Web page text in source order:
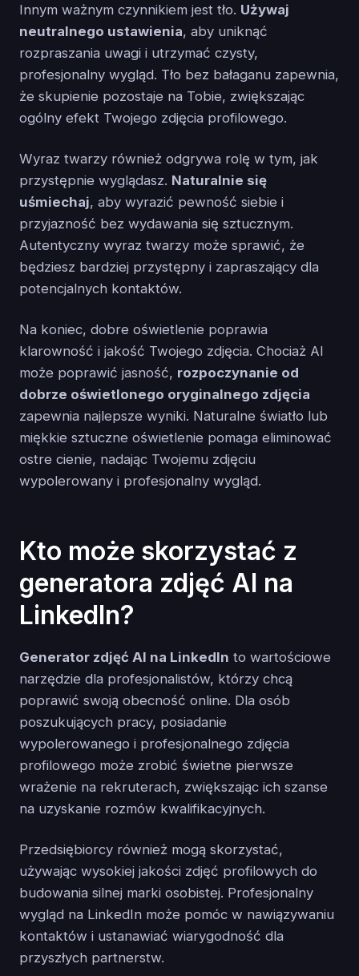
Innym ważnym czynnikiem jest tło. Używaj
neutralnego ustawienia, aby uniknąć
rozpraszania uwagi i utrzymać czysty,
profesjonalny wygląd. Tło bez bałaganu zapewnia,
że skupienie pozostaje na Tobie, zwiększając
ogólny efekt Twojego zdjęcia profilowego.
Wyraz twarzy również odgrywa rolę w tym, jak
przystępnie wyglądasz. Naturalnie się
uśmiechaj, aby wyrazić pewność siebie i
przyjazność bez wydawania się sztucznym.
Autentyczny wyraz twarzy może sprawić, że
będziesz bardziej przystępny i zapraszający dla
potencjalnych kontaktów.
Na koniec, dobre oświetlenie poprawia
klarowność i jakość Twojego zdjęcia. Chociaż AI
może poprawić jasność, rozpoczynanie od
dobrze oświetlonego oryginalnego zdjęcia
zapewnia najlepsze wyniki. Naturalne światło lub
miękkie sztuczne oświetlenie pomaga eliminować
ostre cienie, nadając Twojemu zdjęciu
wypolerowany i profesjonalny wygląd.
Kto może skorzystać z
generatora zdjęć AI na
LinkedIn?
Generator zdjęć AI na LinkedIn to wartościowe
narzędzie dla profesjonalistów, którzy chcą
poprawić swoją obecność online. Dla osób
poszukujących pracy, posiadanie
wypolerowanego i profesjonalnego zdjęcia
profilowego może zrobić świetne pierwsze
wrażenie na rekruterach, zwiększając ich szanse
na uzyskanie rozmów kwalifikacyjnych.
Przedsiębiorcy również mogą skorzystać,
używając wysokiej jakości zdjęć profilowych do
budowania silnej marki osobistej. Profesjonalny
wygląd na LinkedIn może pomóc w nawiązywaniu
kontaktów i ustanawiać wiarygodność dla
przyszłych partnerstw.